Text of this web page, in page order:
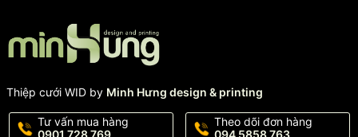
Thiệp cưới WID by Minh Hưng design & printing
Tư vấn mua hàng
Theo dõi đơn hàng